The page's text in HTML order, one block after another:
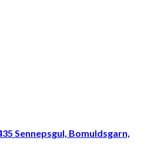
Sennepsgul, Bomuldsgarn,